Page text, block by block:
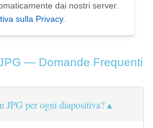
dai nostri server.
sulla Privacy.
— Domande Frequenti
JPG per ogni diapositiva?